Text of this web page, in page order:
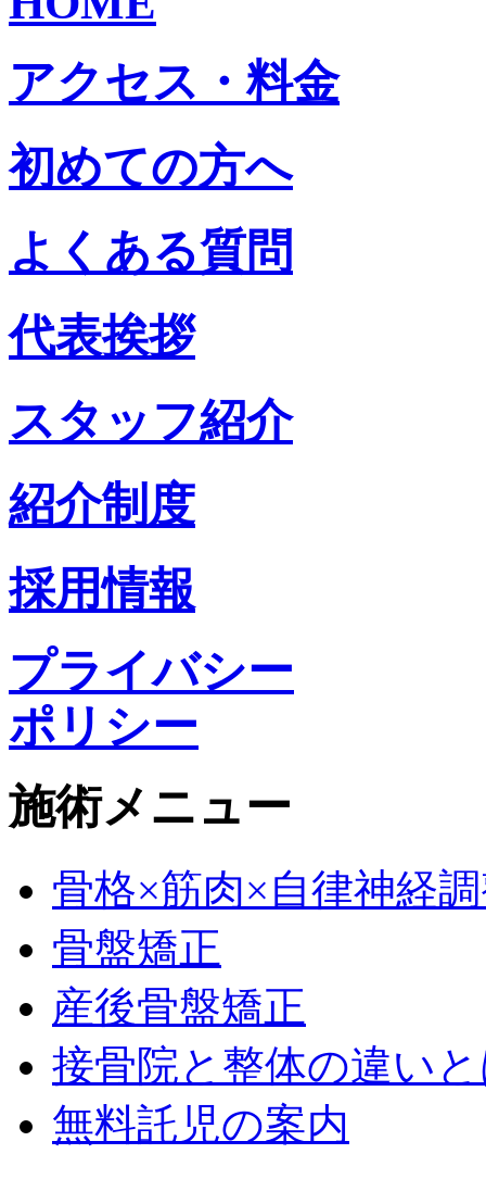
アクセス・料金
初めての方へ
よくある質問
代表挨拶
スタッフ紹介
紹介制度
採用情報
プライバシー
ポリシー
施術メニュー
骨格×筋肉×自律神経
骨盤矯正
産後骨盤矯正
接骨院と整体の違い
無料託児の案内